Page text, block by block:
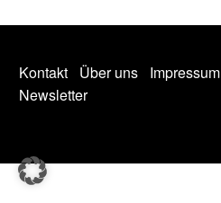
Kontakt Über uns Impressum
Newsletter